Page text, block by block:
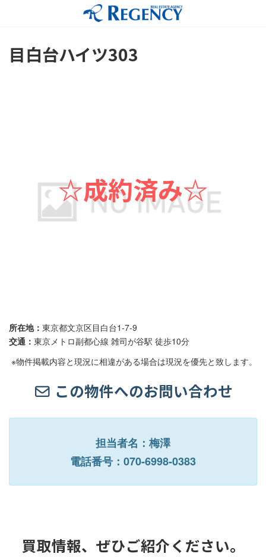
目白台ハイツ303
☆成約済み☆
所在地： 東京都文京区目白台1-7-9
交通： 東京メトロ副都心線 雑司が谷駅 徒歩10分
※物件掲載内容と現況に相違がある場合は現況を優先と致します。
この物件へのお問い合わせ
担当者名：梅澤
電話番号：070-6998-0383
買取情報、ぜひご紹介ください。